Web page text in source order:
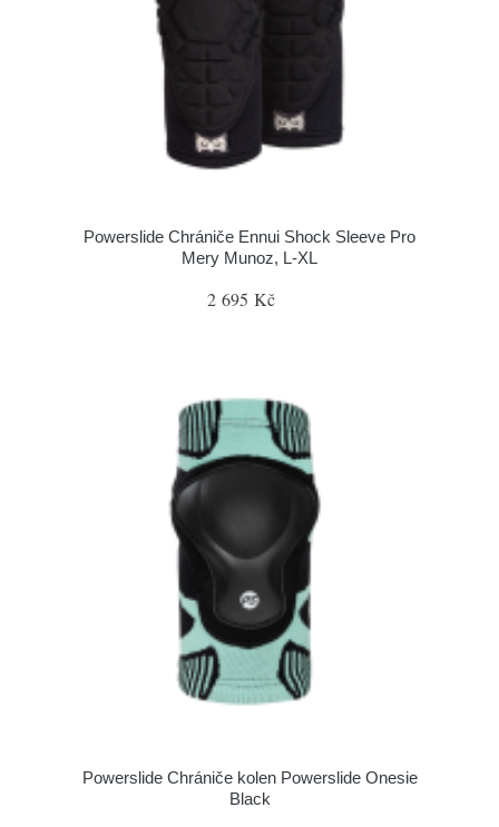
Powerslide Chrániče Ennui Shock Sleeve Pro
Mery Munoz, L-XL
2 695 Kč
Powerslide Chrániče kolen Powerslide Onesie
Black